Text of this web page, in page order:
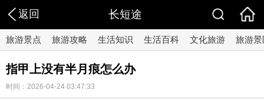
返回 长短途
旅游景点 旅游攻略 生活知识 生活百科 文化旅游 旅游景
指甲上没有半月痕怎么办
时间：2026-04-24 03:47:33